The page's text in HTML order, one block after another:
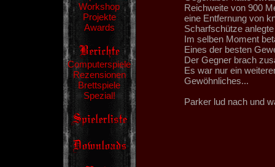
Workshop
Projekte
Awards
Computerspiele
Rezensionen
Brettspiele
Spezial!
Reichweite von 900
eine Entfernung von
Scharfschütze
Im selben Moment
Eines der besten
Der Gegner brach
Es war nur ein
Gewöhnliches...
Parker lud nach und